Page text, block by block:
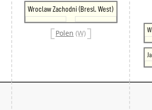
Wroclaw Zachodni (Bresl. West)
Polen (W)